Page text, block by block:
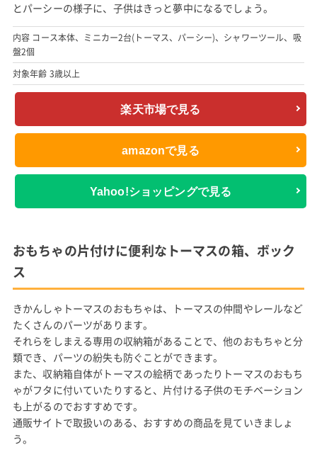
とパーシーの様子に、子供はきっと夢中になるでしょう。
内容 コース本体、ミニカー2台(トーマス、パーシー)、シャワーツール、吸
盤2個
対象年齢 3歳以上
楽天市場で見る
amazonで見る
Yahoo!ショッピングで見る
おもちゃの片付けに便利なトーマスの箱、ボック
ス
きかんしゃトーマスのおもちゃは、トーマスの仲間やレールなど
たくさんのパーツがあります。
それらをしまえる専用の収納箱があることで、他のおもちゃと分
類でき、パーツの紛失も防ぐことができます。
また、収納箱自体がトーマスの絵柄であったりトーマスのおもち
ゃがフタに付いていたりすると、片付ける子供のモチベーション
も上がるのでおすすめです。
通販サイトで取扱いのある、おすすめの商品を見ていきましょ
う。